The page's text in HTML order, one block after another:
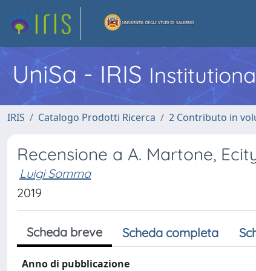
UniSa - IRIS
IRIS Catalogo Prodotti Ricerca 2 Contributo in
Recensione a A. Martone,
Luigi Somma
2019
Scheda breve Scheda completa
Anno di pubblicazione